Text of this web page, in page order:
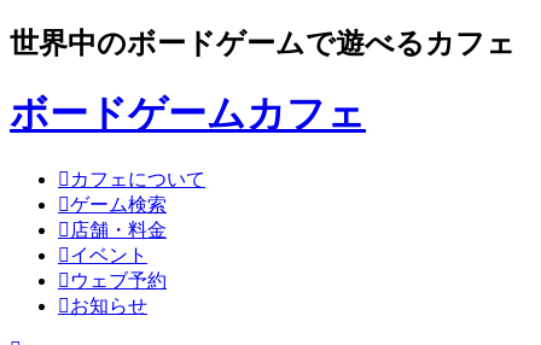
世界中のボードゲームで遊べるカフェ
ボードゲームカフェ
カフェについて
ゲーム検索
店舗・料金
イベント
ウェブ予約
お知らせ